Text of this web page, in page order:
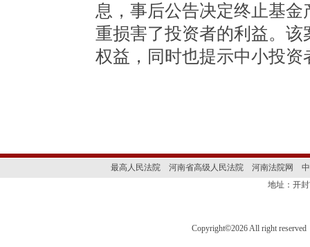
息，事后公告决定终止基
重损害了投资者的利益。
权益，同时也提示中小投
最高人民法院 河南省高级人民法院 河南法院网
地址：开
Copyright©2026 All right